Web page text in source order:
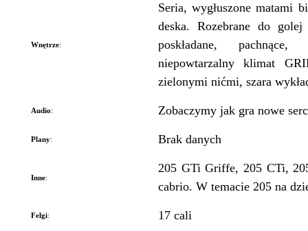
Wnętrze:
Seria, wygłuszone matami
deska. Rozebrane do
poskładane,
niepowtarzalny klimat
zielonymi nićmi, szara
Audio: Zobaczymy jak gra nowe
Plany: Brak danych
Inne:
205 GTi Griffe, 205 CTi,
cabrio. W temacie 205 na
Felgi: 17 cali